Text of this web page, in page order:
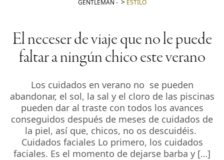
GENTLEMAN - ESTILO
El neceser de viaje que no le puede
faltar a ningún chico este verano
Los cuidados en verano no se pueden
abandonar, el sol, la sal y el cloro de las piscinas
pueden dar al traste con todos los avances
conseguidos después de meses de cuidados de
la piel, así que, chicos, no os descuidéis.
Cuidados faciales Lo primero, los cuidados
faciales. Es el momento de dejarse barba y […]